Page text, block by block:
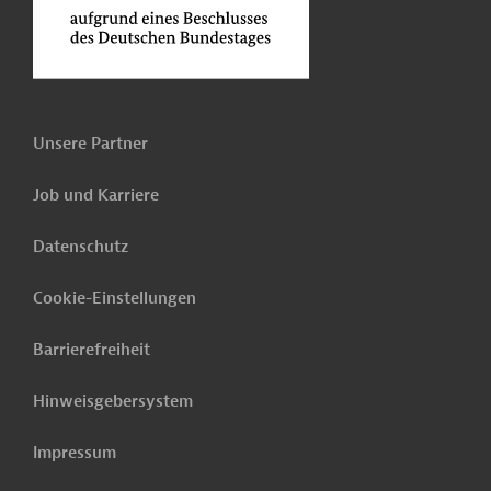
Unsere Partner
Job und Karriere
Datenschutz
Cookie-Einstellungen
Barrierefreiheit
Hinweisgebersystem
Impressum